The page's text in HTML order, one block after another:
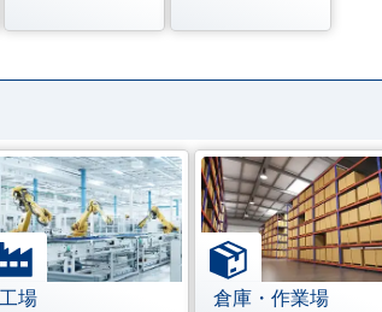
工場 倉庫・作業場